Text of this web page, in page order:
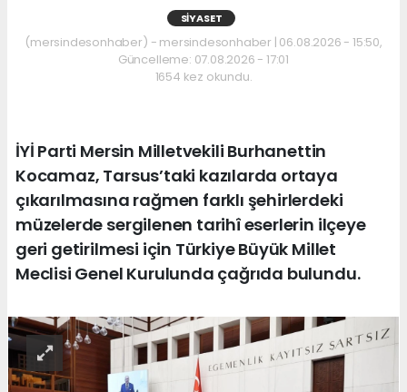
SIYASET
(mersindesonhaber) - mersindesonhaber | 06.08.2026 - 15:50,
Güncelleme: 07.08.2026 - 17:01
1654 kez okundu.
İYİ Parti Mersin Milletvekili Burhanettin
Kocamaz, Tarsus’taki kazılarda ortaya
çıkarılmasına rağmen farklı şehirlerdeki
müzelerde sergilenen tarihî eserlerin ilçeye
geri getirilmesi için Türkiye Büyük Millet
Meclisi Genel Kurulunda çağrıda bulundu.